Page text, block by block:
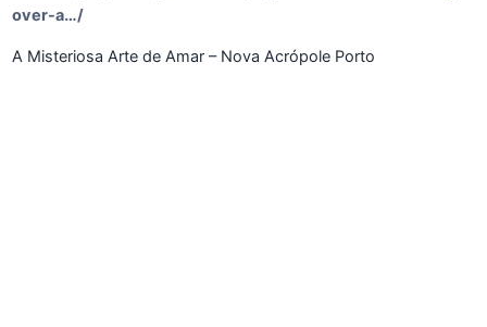
over-a…/
A Misteriosa Arte de Amar – Nova Acrópole Porto